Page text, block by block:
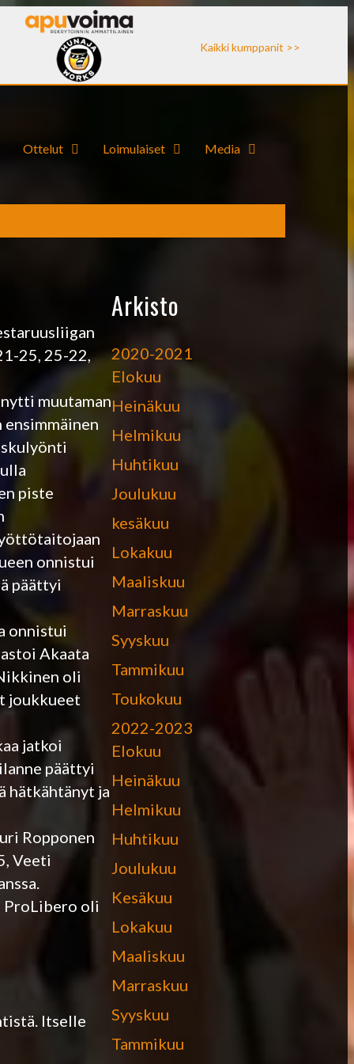
Kaikki kumppanit >>
Ottelut Loimulaiset Media
25, 25-22,
muutaman
piste
onnistui
päättyi
onnistui
Akaata
oli
joukkueet
jatkoi
päättyi
hätkähtänyt ja
Ropponen
Veeti
ProLibero oli
Itselle
Arkisto
2020-2021
Elokuu
Heinäkuu
Helmikuu
Huhtikuu
Joulukuu
kesäkuu
Lokakuu
Maaliskuu
Marraskuu
Syyskuu
Tammikuu
Toukokuu
2022-2023
Elokuu
Heinäkuu
Helmikuu
Huhtikuu
Joulukuu
Kesäkuu
Lokakuu
Maaliskuu
Marraskuu
Syyskuu
Tammikuu